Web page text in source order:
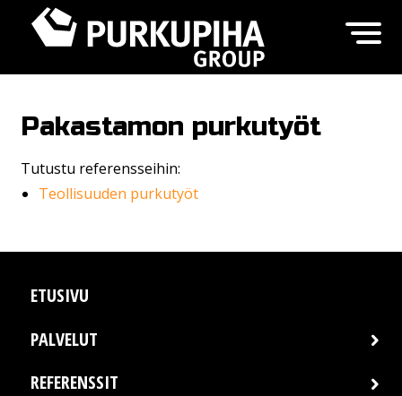
Pakastamon purkutyöt
Tutustu referensseihin:
Teollisuuden purkutyöt
ETUSIVU
PALVELUT
REFERENSSIT